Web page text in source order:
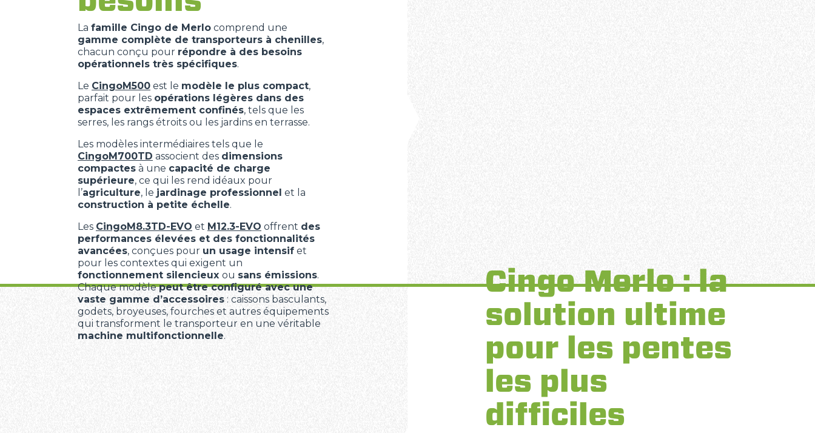
La famille Cingo de Merlo comprend une
gamme complète de transporteurs à chenilles,
chacun conçu pour répondre à des besoins
opérationnels très spécifiques.
Le CingoM500 est le modèle le plus compact,
parfait pour les opérations légères dans des
espaces extrêmement confinés, tels que les
serres, les rangs étroits ou les jardins en terrasse.
Les modèles intermédiaires tels que le
CingoM700TD associent des dimensions
compactes à une capacité de charge
supérieure, ce qui les rend idéaux pour
l’agriculture, le jardinage professionnel et la
construction à petite échelle.
Les CingoM8.3TD-EVO et M12.3-EVO offrent des
performances élevées et des fonctionnalités
avancées, conçues pour un usage intensif et
pour les contextes qui exigent un
fonctionnement silencieux ou sans émissions.
Chaque modèlepeut être configuré avec une
vaste gamme d’accessoires : caissons basculants,
godets, broyeuses, fourches et autres équipements
qui transforment le transporteur en une véritable
machine multifonctionnelle.
Cingo Merlo : la
solution ultime
pour les pentes
les plus
difficiles